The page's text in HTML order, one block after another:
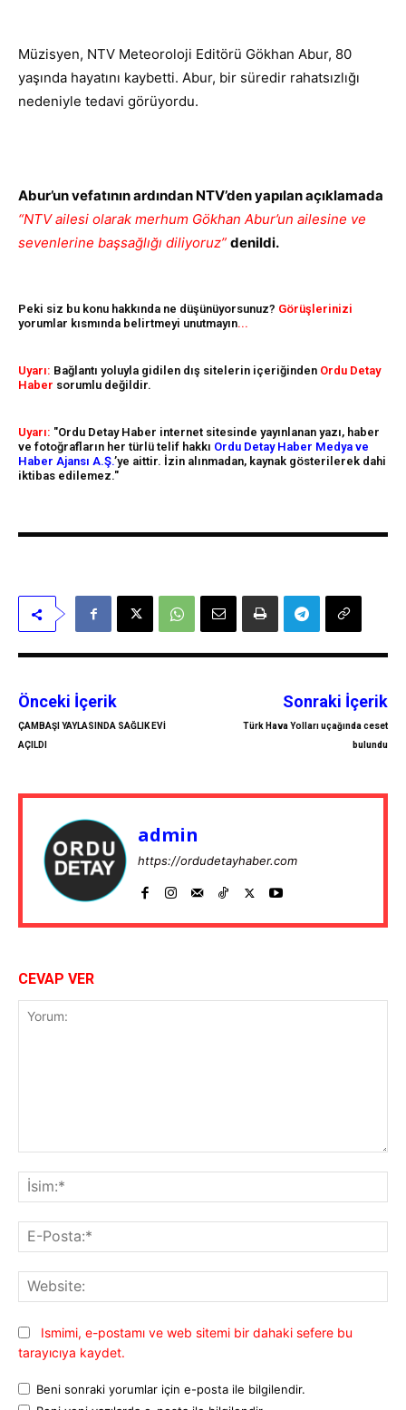
Müzisyen, NTV Meteoroloji Editörü Gökhan Abur, 80
yaşında hayatını kaybetti. Abur, bir süredir rahatsızlığı
nedeniyle tedavi görüyordu.
Abur’un vefatının ardından NTV’den yapılan açıklamada
“NTV ailesi olarak merhum Gökhan Abur’un ailesine ve
sevenlerine başsağlığı diliyoruz” denildi.
Peki siz bu konu hakkında ne düşünüyorsunuz? Görüşlerinizi
yorumlar kısmında belirtmeyi unutmayın...
Uyarı: Bağlantı yoluyla gidilen dış sitelerin içeriğinden Ordu Detay
Haber sorumlu değildir.
Uyarı: "Ordu Detay Haber internet sitesinde yayınlanan yazı, haber
ve fotoğrafların her türlü telif hakkı Ordu Detay Haber Medya ve
Haber Ajansı A.Ş.’ye aittir. İzin alınmadan, kaynak gösterilerek dahi
iktibas edilemez."
Önceki İçerik
ÇAMBAŞI YAYLASINDA SAĞLIK EVİ
AÇILDI
Sonraki İçerik
Türk Hava Yolları uçağında ceset
bulundu
admin
https://ordudetayhaber.com
CEVAP VER
Ismimi, e-postamı ve web sitemi bir dahaki sefere bu
tarayıcıya kaydet.
Beni sonraki yorumlar için e-posta ile bilgilendir.